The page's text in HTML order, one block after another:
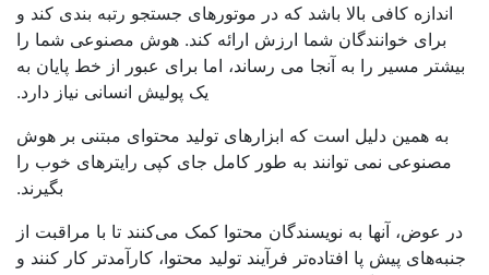
اندازه کافی بالا باشد که در موتورهای جستجو رتبه بندی کند و
برای خوانندگان شما ارزش ارائه کند. هوش مصنوعی شما را
مسیر را به آنجا می رساند، اما برای عبور از خط پایان به
یک پولیش انسانی نیاز دارد.
به همین دلیل است که ابزارهای تولید محتوای مبتنی بر هوش
مصنوعی نمی توانند به طور کامل جای کپی رایترهای خوب را
بگیرند.
عوض، آنها به نویسندگان محتوا کمک می‌کنند تا با مراقبت از
پیش پا افتاده‌تر فرآیند تولید محتوا، کارآمدتر کار کنند و